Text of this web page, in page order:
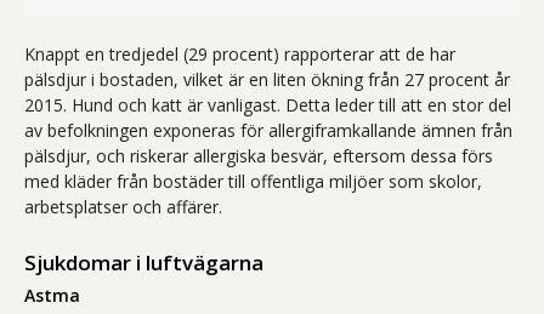
Knappt en tredjedel (29 procent) rapporterar att de har
pälsdjur i bostaden, vilket är en liten ökning från 27 procent år
2015. Hund och katt är vanligast. Detta leder till att en stor del
av befolkningen exponeras för allergiframkallande ämnen från
pälsdjur, och riskerar allergiska besvär, eftersom dessa förs
med kläder från bostäder till offentliga miljöer som skolor,
arbetsplatser och affärer.
Sjukdomar i luftvägarna
Astma